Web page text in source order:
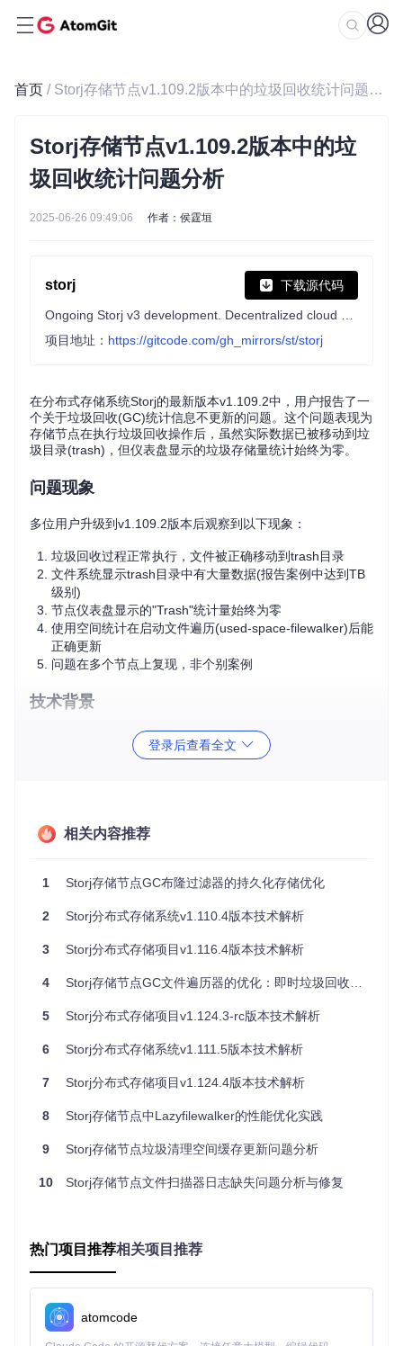
首页 / Storj存储节点v1.109.2版本中的垃圾回收统计问题分析
Storj存储节点v1.109.2版本中的垃
圾回收统计问题分析
2025-06-26 09:49:06 作者：侯霆垣
storj 下载源代码
项目地址： https://gitcode.com/gh_mirrors/st/storj
在分布式存储系统Storj的最新版本v1.109.2中，用户报告了一
个关于垃圾回收(GC)统计信息不更新的问题。这个问题表现为
存储节点在执行垃圾回收操作后，虽然实际数据已被移动到垃
圾目录(trash)，但仪表盘显示的垃圾存储量统计始终为零。
问题现象
多位用户升级到v1.109.2版本后观察到以下现象：
垃圾回收过程正常执行，文件被正确移动到trash目录
文件系统显示trash目录中有大量数据(报告案例中达到TB
级别)
节点仪表盘显示的"Trash"统计量始终为零
使用空间统计在启动文件遍历(used-space-filewalker)后能
正确更新
问题在多个节点上复现，非个别案例
技术背景
Storj的垃圾回收机制是存储节点维护的重要组成部分。当数据
不再需要时(如过期或被删除)，节点会将这些数据标记为垃
问题根源分析
通过用户提供的日志和技术人员的调查，可以确定：
垃圾回收过程本身工作正常，文件被正确识别和移动
统计更新机制在垃圾回收路径上存在缺陷
问题与配置项pieces.delete-to-trash无关
身无问题
保持与懒加载机制的兼容性
验证统计更新在各种配置下的正确性
用户建议
可以等待下一个包含修复的版本发布
系统功能本身不受影响，只是统计显示问题
不必担心数据安全问题，实际垃圾回收过程工作正常
登录后查看全文
相关内容推荐
1 Storj存储节点GC布隆过滤器的持久化存储优化
2 Storj分布式存储系统v1.110.4版本技术解析
3 Storj分布式存储项目v1.116.4版本技术解析
4 Storj存储节点GC文件遍历器的优化：即时垃圾回收机制解析
5 Storj分布式存储项目v1.124.3-rc版本技术解析
6 Storj分布式存储系统v1.111.5版本技术解析
7 Storj分布式存储项目v1.124.4版本技术解析
8 Storj存储节点中Lazyfilewalker的性能优化实践
9 Storj存储节点垃圾清理空间缓存更新问题分析
10 Storj存储节点文件扫描器日志缺失问题分析与修复
热门项目推荐相关项目推荐
atomcode